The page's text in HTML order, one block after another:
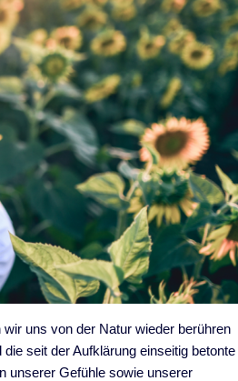
wir uns von der Natur wieder berühren
seit der Aufklärung einseitig betonte
unserer Gefühle sowie unserer